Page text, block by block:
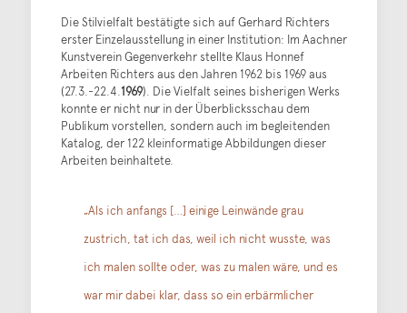
Die Stilvielfalt bestätigte sich auf Gerhard Richters
erster Einzelausstellung in einer Institution: Im Aachner
Kunstverein Gegenverkehr stellte Klaus Honnef
Arbeiten Richters aus den Jahren 1962 bis 1969 aus
(27.3.-22.4.1969). Die Vielfalt seines bisherigen Werks
konnte er nicht nur in der Überblicksschau dem
Publikum vorstellen, sondern auch im begleitenden
Katalog, der 122 kleinformatige Abbildungen dieser
Arbeiten beinhaltete.
„Als ich anfangs […] einige Leinwände grau
zustrich, tat ich das, weil ich nicht wusste, was
ich malen sollte oder, was zu malen wäre, und es
war mir dabei klar, dass so ein erbärmlicher